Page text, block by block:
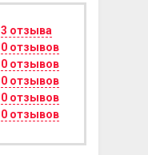
3 отзыва
0 отзывов
0 отзывов
0 отзывов
0 отзывов
0 отзывов